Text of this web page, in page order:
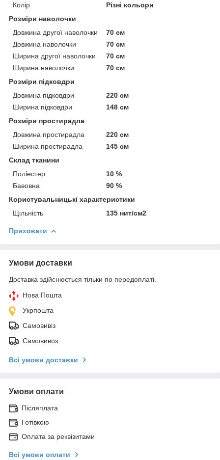
Колір
Різні кольори
Розміри наволочки
Довжина другої наволочки
70 см
Довжина наволочки
70 см
Ширина другої наволочки
70 см
Ширина наволочки
70 см
Розміри підковдри
Довжина підковдри
220 см
Ширина підковдри
148 см
Розміри простирадла
Довжина простирадла
220 см
Ширина простирадла
145 см
Склад тканини
Поліестер
10 %
Бавовна
90 %
Користувальницькі характеристики
Щільність
135 нит/см2
Приховати
Умови доставки
Доставка здійснюється тільки по передоплаті.
Нова Пошта
Укрпошта
Самовивіз
Самовивоз
Всі умови доставки
Умови оплати
Післяплата
Готівкою
Оплата за реквізитами
Всі умови оплати